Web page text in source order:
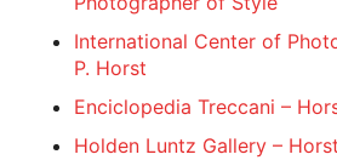
International Center of
P. Horst
Enciclopedia Treccani –
Holden Luntz Gallery –